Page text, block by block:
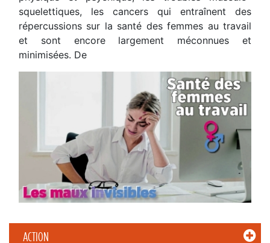
ACTION
squelettiques, les cancers qui entraînent des
répercussions sur la santé des femmes au travail
et sont encore largement méconnues et
minimisées. De